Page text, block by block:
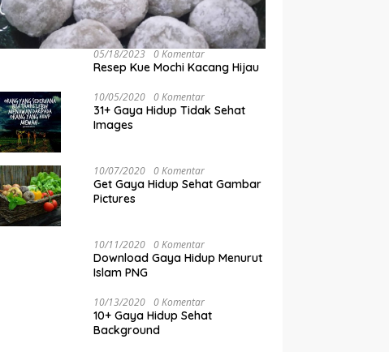
05/18/2023 0 Komentar
Resep Kue Mochi Kacang Hijau
10/05/2020 0 Komentar
31+ Gaya Hidup Tidak Sehat
Images
10/07/2020 0 Komentar
Get Gaya Hidup Sehat Gambar
Pictures
10/11/2020 0 Komentar
Download Gaya Hidup Menurut
Islam PNG
10/13/2020 0 Komentar
10+ Gaya Hidup Sehat
Background